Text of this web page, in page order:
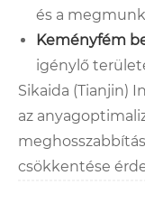
és a
Keményfém
igénylő
Sikaida (Tianjin)
az
csökkentése